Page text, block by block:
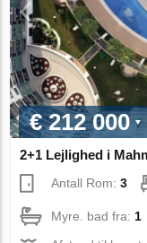
€ 212 000
2+1 Lejlighed i
Antall Rom:3
Myre. bad fra: 1